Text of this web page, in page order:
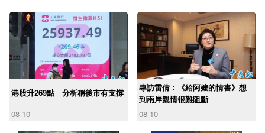
港股升269點 分析稱後市有支撐
08-10
專訪雷倩：《給阿嬤的情書》想
到兩岸親情很難阻斷
08-10